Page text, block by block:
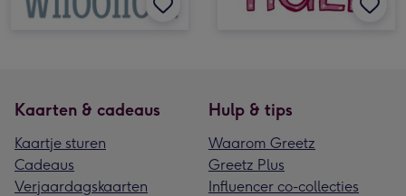
Kaarten & cadeaus
Kaartje sturen
Cadeaus
Verjaardagskaarten
Hulp & tips
Waarom Greetz
Greetz Plus
Influencer co-collecties